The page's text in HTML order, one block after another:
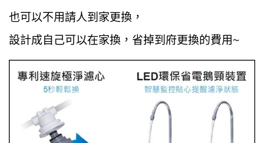
也可以不用請人到家更換，
設計成自己可以在家換，省掉到府更換的費用~